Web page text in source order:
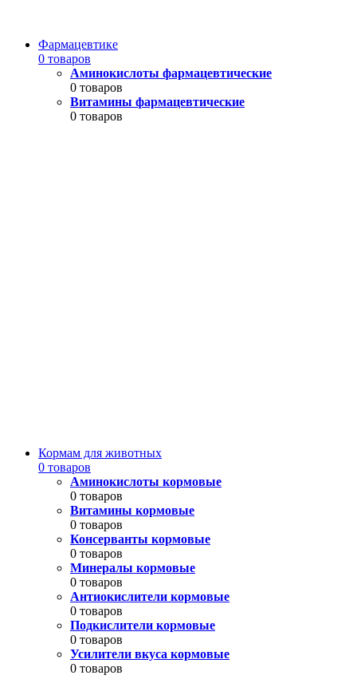
Фармацевтике
0 товаров
Аминокислоты фармацевтические
0 товаров
Витамины фармацевтические
0 товаров
Кормам для животных
0 товаров
Аминокислоты кормовые
0 товаров
Витамины кормовые
0 товаров
Консерванты кормовые
0 товаров
Минералы кормовые
0 товаров
Антиокислители кормовые
0 товаров
Подкислители кормовые
0 товаров
Усилители вкуса кормовые
0 товаров